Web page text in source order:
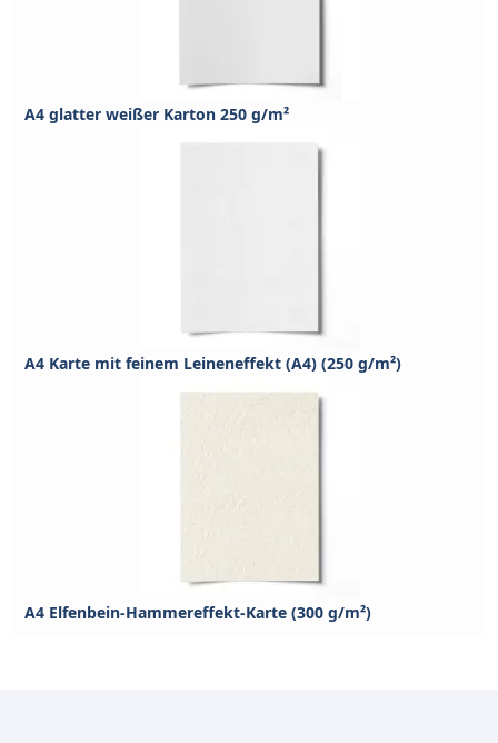
A4 glatter weißer Karton 250 g/m²
A4 Karte mit feinem Leineneffekt (A4) (250 g/m²)
A4 Elfenbein-Hammereffekt-Karte (300 g/m²)